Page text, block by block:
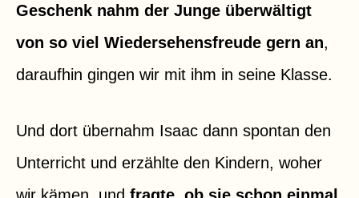
Geschenk nahm der Junge überwältigt
von so viel Wiedersehensfreude gern an,
daraufhin gingen wir mit ihm in seine Klasse.
Und dort übernahm Isaac dann spontan den
Unterricht und erzählte den Kindern, woher